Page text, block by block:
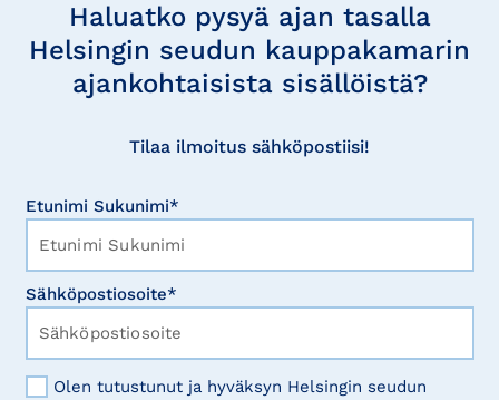
Haluatko pysyä ajan tasalla
Helsingin seudun kauppakamarin
ajankohtaisista sisällöistä?
Tilaa ilmoitus sähköpostiisi!
Etunimi Sukunimi*
Sähköpostiosoite*
Olen tutustunut ja hyväksyn Helsingin seudun